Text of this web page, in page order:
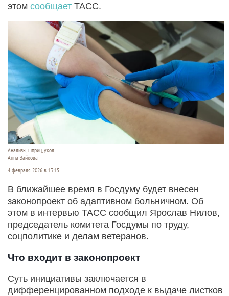
этом сообщает ТАСС.
Анализы, шприц, укол.
Анна Зайкова
4 февраля 2026 в 13:15
В ближайшее время в Госдуму будет внесен
законопроект об адаптивном больничном. Об
этом в интервью ТАСС сообщил Ярослав Нилов,
председатель комитета Госдумы по труду,
соцполитике и делам ветеранов.
Что входит в законопроект
Суть инициативы заключается в
дифференцированном подходе к выдаче листков